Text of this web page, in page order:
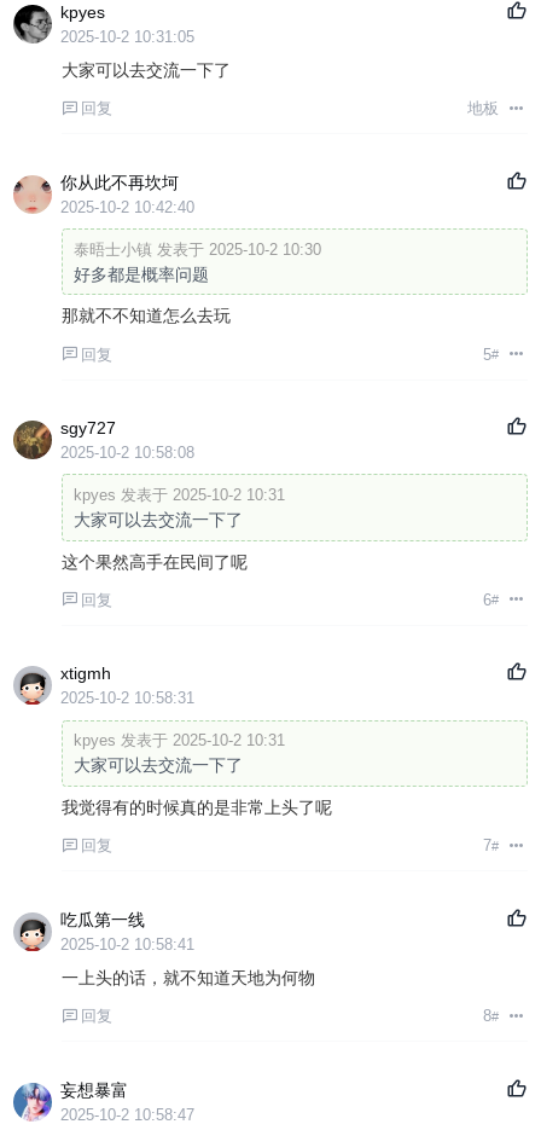
kpyes
2025-10-2 10:31:05
大家可以去交流一下了
回复 地板
你从此不再坎坷
2025-10-2 10:42:40
泰晤士小镇 发表于 2025-10-2 10:30
好多都是概率问题
那就不不知道怎么去玩
回复 5#
sgy727
2025-10-2 10:58:08
kpyes 发表于 2025-10-2 10:31
大家可以去交流一下了
这个果然高手在民间了呢
回复 6#
xtigmh
2025-10-2 10:58:31
kpyes 发表于 2025-10-2 10:31
大家可以去交流一下了
我觉得有的时候真的是非常上头了呢
回复 7#
吃瓜第一线
2025-10-2 10:58:41
一上头的话，就不知道天地为何物
回复 8#
妄想暴富
2025-10-2 10:58:47